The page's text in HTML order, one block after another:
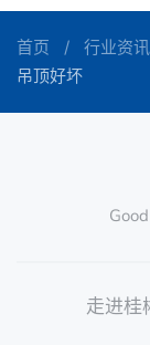
首页 行业资讯
吊顶好坏
走进桂